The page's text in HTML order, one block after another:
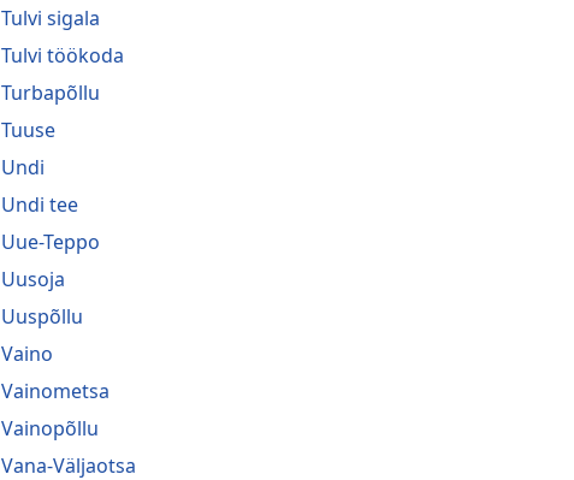
Tulvi sigala
Tulvi töökoda
Turbapõllu
Tuuse
Undi
Undi tee
Uue-Teppo
Uusoja
Uuspõllu
Vaino
Vainometsa
Vainopõllu
Vana-Väljaotsa